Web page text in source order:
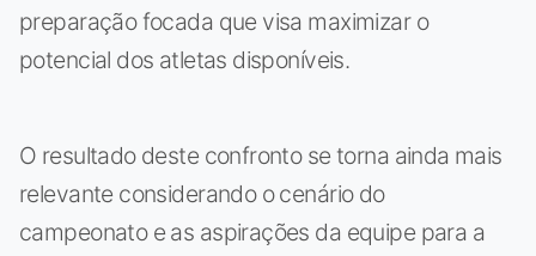
preparação focada que visa maximizar o
potencial dos atletas disponíveis.
O resultado deste confronto se torna ainda mais
relevante considerando o cenário do
campeonato e as aspirações da equipe para a